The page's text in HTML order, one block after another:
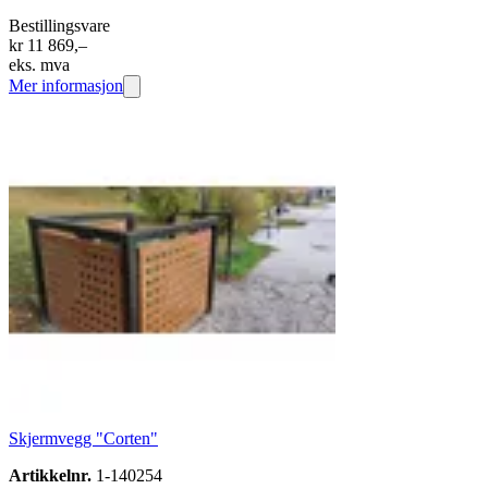
Bestillingsvare
kr 11 869,–
eks. mva
Mer informasjon
Skjermvegg "Corten"
Artikkelnr. 1-140254